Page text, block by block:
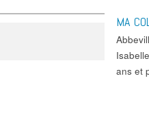
MA
ans et